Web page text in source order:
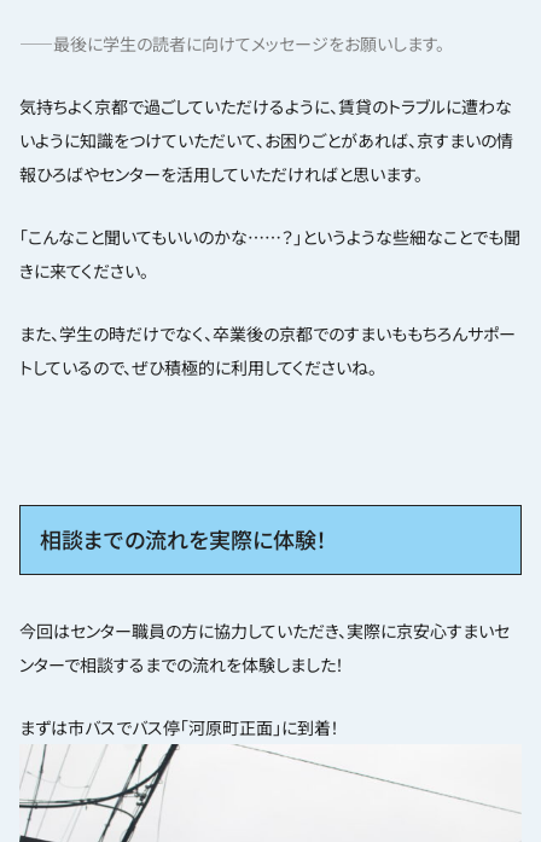
——最後に学生の読者に向けてメッセージをお願いします。
気持ちよく京都で過ごしていただけるように、賃貸のトラブルに遭わな
いように知識をつけていただいて、お困りごとがあれば、京すまいの情
報ひろばやセンターを活用していただければと思います。
「こんなこと聞いてもいいのかな……？」というような些細なことでも聞
きに来てください。
また、学生の時だけでなく、卒業後の京都でのすまいももちろんサポー
トしているので、ぜひ積極的に利用してくださいね。
相談までの流れを実際に体験！
今回はセンター職員の方に協力していただき、実際に京安心すまいセ
ンターで相談するまでの流れを体験しました！
まずは市バスでバス停「河原町正面」に到着！